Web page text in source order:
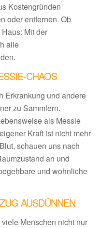
Kostengründen
oder entfernen. Ob
Mit der
alle
CHAOS
Erkrankung und andere
zu Sammlern.
als Messie
Kraft ist nicht mehr
schauen uns nach
an und
und wohnliche
AUSDÜNNEN
Menschen nicht nur